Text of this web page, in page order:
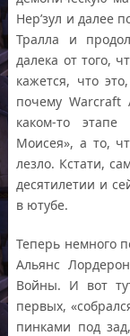
Нер’зул и далее
Тралла и
далека от того,
кажется, что
почему Warcraft
каком-то
Моисея», а то,
лезло. Кстати,
десятилетии и
в ютубе.
Теперь немного
Альянс
Войны. И вот
первых,
пинками под